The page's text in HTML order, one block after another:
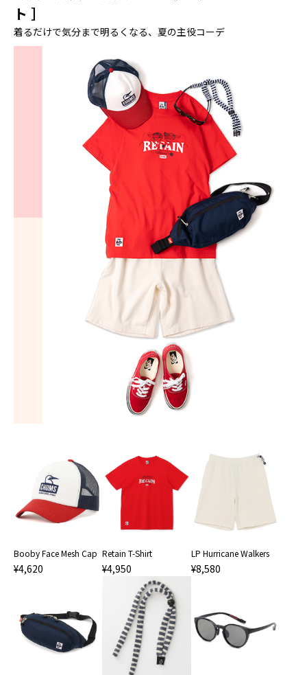
ト ］
着るだけで気分まで明るくなる、夏の主役コーデ
Booby Face Mesh Cap
¥4,620
Retain T-Shirt
¥4,950
LP Hurricane Walkers
¥8,580